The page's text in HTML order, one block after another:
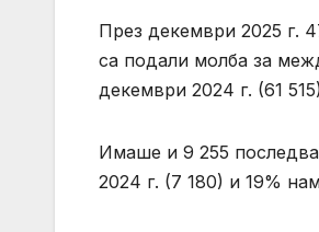
През декември 2025 г.
са подали молба за
декември 2024 г. (61
Имаше и 9 255
2024 г. (7 180) и 19%